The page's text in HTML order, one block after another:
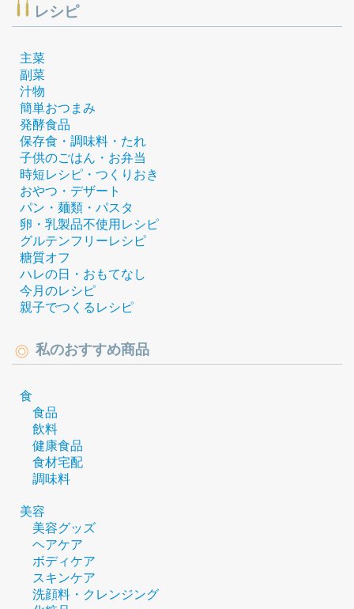
レシピ
主菜
副菜
汁物
簡単おつまみ
発酵食品
保存食・調味料・たれ
子供のごはん・お弁当
時短レシピ・つくりおき
おやつ・デザート
パン・麺類・パスタ
卵・乳製品不使用レシピ
グルテンフリーレシピ
糖質オフ
ハレの日・おもてなし
今月のレシピ
親子でつくるレシピ
私のおすすめ商品
食
食品
飲料
健康食品
食材宅配
調味料
美容
美容グッズ
ヘアケア
ボディケア
スキンケア
洗顔料・クレンジング